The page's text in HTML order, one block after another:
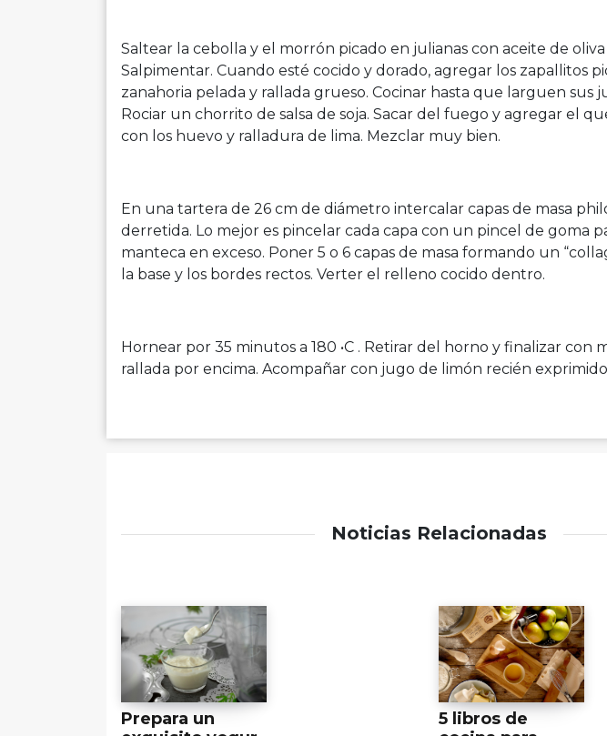
Saltear la cebolla y el morrón picado en julianas con aceite de
Salpimentar. Cuando esté cocido y dorado, agregar los zapallitos
zanahoria pelada y rallada grueso. Cocinar hasta que larguen sus
Rociar un chorrito de salsa de soja. Sacar del fuego y agregar el
con los huevo y ralladura de lima. Mezclar muy bien.
En una tartera de 26 cm de diámetro intercalar capas de masa
derretida. Lo mejor es pincelar cada capa con un pincel de goma
manteca en exceso. Poner 5 o 6 capas de masa formando un
la base y los bordes rectos. Verter el relleno cocido dentro.
Hornear por 35 minutos a 180 •C . Retirar del horno y finalizar con
rallada por encima. Acompañar con jugo de limón recién
Noticias Relacionadas
Prepara un
5 libros de